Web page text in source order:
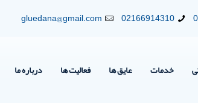
02166914310
gluedana@gmail.com
خدمات عایق ها فعالیت ها درباره ما